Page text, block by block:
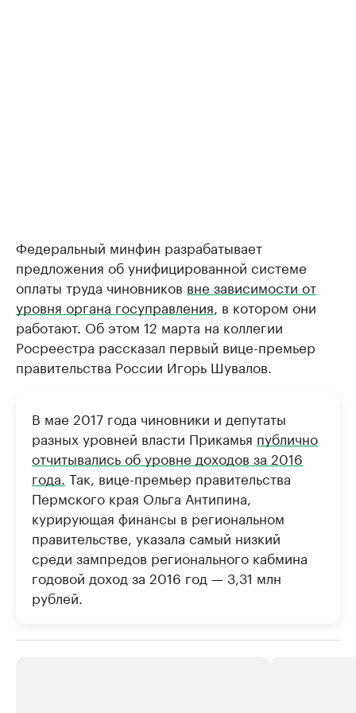
Федеральный минфин разрабатывает
предложения об унифицированной системе
оплаты труда чиновников вне зависимости от
уровня органа госуправления, в котором они
работают. Об этом 12 марта на коллегии
Росреестра рассказал первый вице-премьер
правительства России Игорь Шувалов.
В мае 2017 года чиновники и депутаты
разных уровней власти Прикамья публично
отчитывались об уровне доходов за 2016
года. Так, вице-премьер правительства
Пермского края Ольга Антипина,
курирующая финансы в региональном
правительстве, указала самый низкий
среди зампредов регионального кабмина
годовой доход за 2016 год — 3,31 млн
рублей.